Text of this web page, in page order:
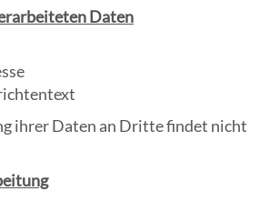
Daten
ihrer Daten an Dritte findet nicht